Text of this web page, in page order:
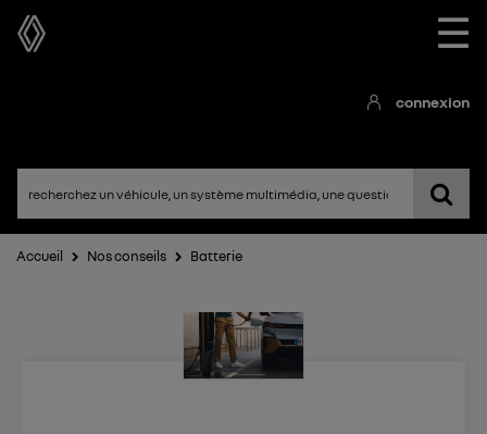
☰
connexion
Accueil Nos conseils Batterie